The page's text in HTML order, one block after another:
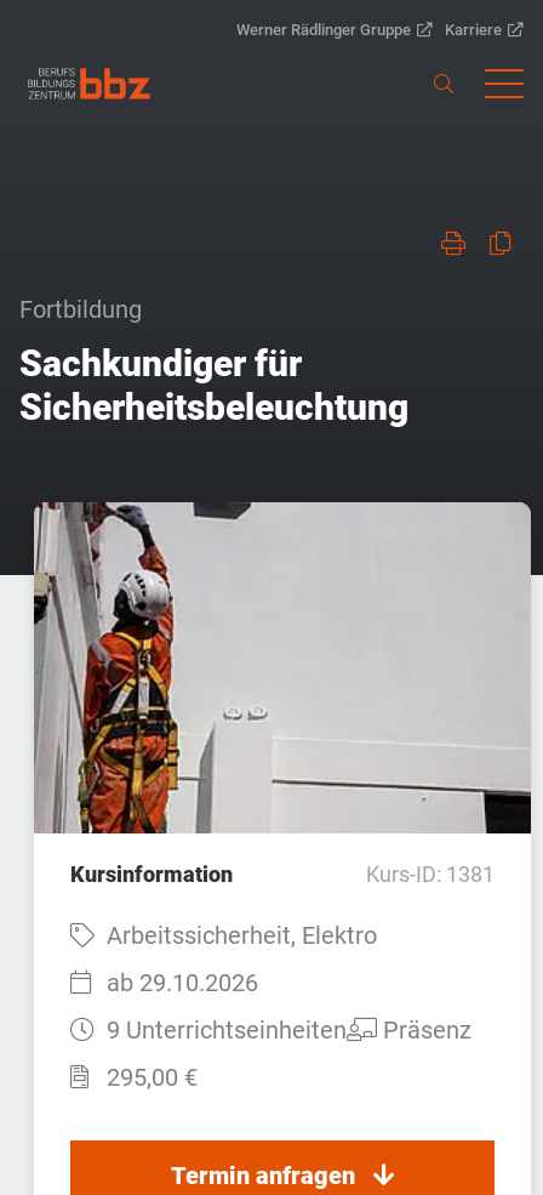
Werner Rädlinger Gruppe Karriere
Fortbildung
Sachkundiger für
Sicherheitsbeleuchtung
Kursinformation Kurs-ID: 1381
Fach:Arbeitssicherheit, Elektro
Startzeit:
ab 29.10.2026
Dauer:9 UnterrichtseinheitenTeilnahmeart:
Präsenz
Preis:
295,00 €
Termin anfragen